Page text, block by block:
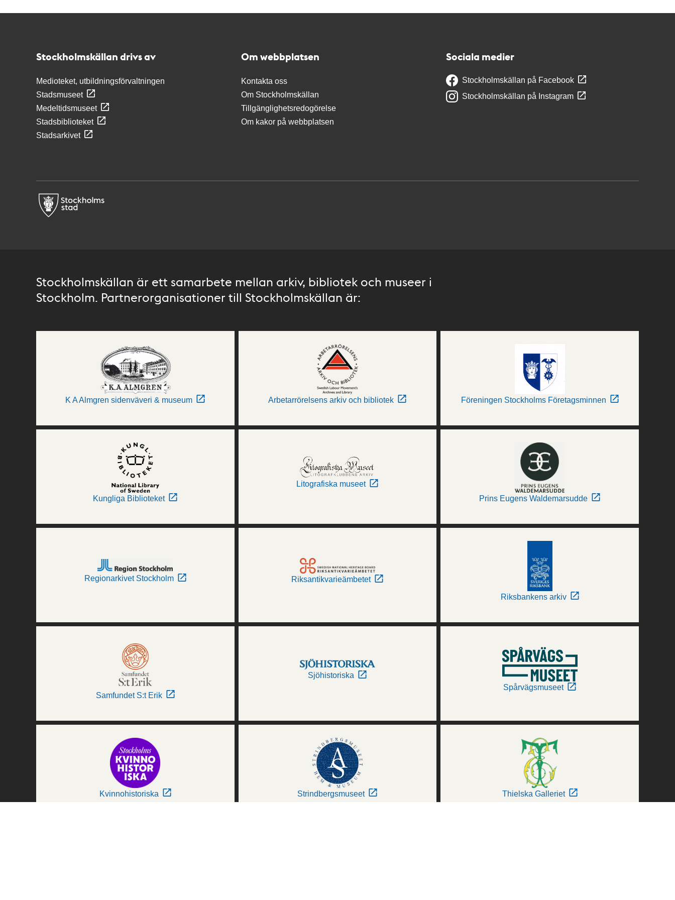
Stockholmskällan drivs av
Medioteket, utbildningsförvaltningen
Stadsmuseet
Medeltidsmuseet
Stadsbiblioteket
Stadsarkivet
Om webbplatsen
Kontakta oss
Om Stockholmskällan
Tillgänglighetsredogörelse
Om kakor på webbplatsen
Sociala medier
Stockholmskällan på Facebook
Stockholmskällan på Instagram
Stockholmskällan är ett samarbete mellan arkiv, bibliotek och museer i
Stockholm. Partnerorganisationer till Stockholmskällan är:
K A Almgren sidenväveri & museum Arbetarrörelsens arkiv och bibliotek Föreningen Stockholms Företagsminnen
Kungliga Biblioteket
Litografiska museet
Prins Eugens Waldemarsudde
Regionarkivet Stockholm Riksantikvarieämbetet
Riksbankens arkiv
Samfundet S:t Erik
Sjöhistoriska
Spårvägsmuseet
Kvinnohistoriska Strindbergsmuseet Thielska Galleriet